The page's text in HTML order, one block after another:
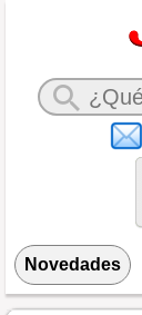
Novedades